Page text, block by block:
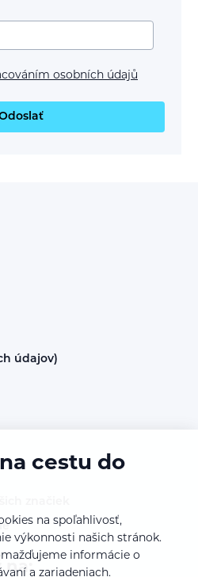
osobních údajů
údajov)
na:
cestu do
na spoľahlivosť,
výkonnosti našich stránok.
informácie o
a zariadeniach.